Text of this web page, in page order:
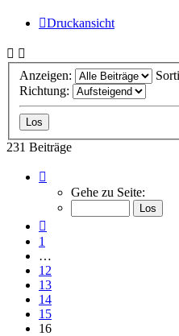
Druckansicht
Anzeigen:
Richtung:
231 Beiträge
16
von
Gehe zu Seite:
1
…
12
13
14
15
16